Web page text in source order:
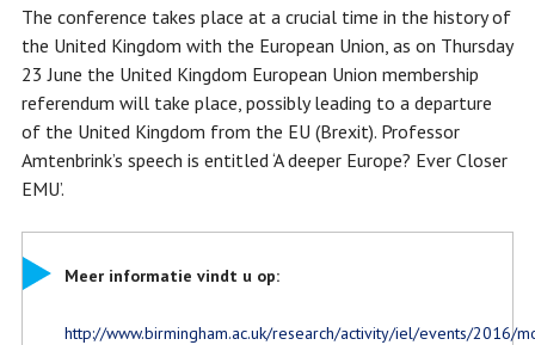
The conference takes place at a crucial time in the history of
the United Kingdom with the European Union, as on Thursday
23 June the United Kingdom European Union membership
referendum will take place, possibly leading to a departure
of the United Kingdom from the EU (Brexit). Professor
Amtenbrink’s speech is entitled ‘A deeper Europe? Ever Closer
EMU’.
Meer informatie vindt u op:
http://www.birmingham.ac.uk/research/activity/iel/events/2016/